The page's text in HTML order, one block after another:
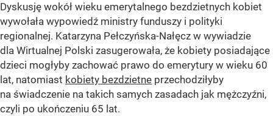
Dyskusję wokół wieku emerytalnego bezdzietnych kobiet
wywołała wypowiedź ministry funduszy i polityki
regionalnej. Katarzyna Pełczyńska-Nałęcz w wywiadzie
dla Wirtualnej Polski zasugerowała, że kobiety posiadające
dzieci mogłyby zachować prawo do emerytury w wieku 60
lat, natomiast kobiety bezdzietne przechodziłyby
na świadczenie na takich samych zasadach jak mężczyźni,
czyli po ukończeniu 65 lat.